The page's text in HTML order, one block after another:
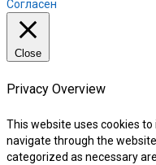
Согласен
Close
Privacy Overview
This website uses cookies
navigate through the
categorized as necessary